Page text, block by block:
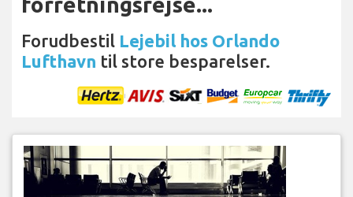
Forudbestil Lejebil hos Orlando
Lufthavn til store besparelser.